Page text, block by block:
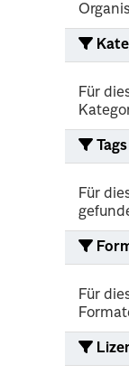
Für
Tags
Für
Für